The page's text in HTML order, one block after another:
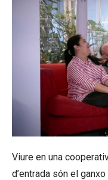
Viure en una
d’entrada són el